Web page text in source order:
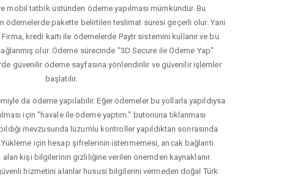
mobil tatbik üstünden ödeme yapılması mümkündür. Bu
ödemelerde pakette belirtilen teslimat süresi geçerli olur. Yani
Firma, kredi kartı ile ödemelerde Paytr sistemini kullanır ve bu
olur. Ödeme sürecinde "3D Secure ile Ödeme Yap"
güvenilir ödeme sayfasına yönlendirilir ve güvenilir işlemler
başlatılır.
da ödeme yapılabilir. Eğer ödemeler bu yollarla yapıldıysa
için "havale ile ödeme yaptım." butonuna tıklanması
mevzusunda lüzumlu kontroller yapıldıktan sonrasında
için hesap şifrelerinin istenmemesi, ancak bağlantı
kişi bilgilerinin gizliliğine verilen önemden kaynaklanır.
hizmetini alanlar hususi bilgilerini vermeden doğal Türk